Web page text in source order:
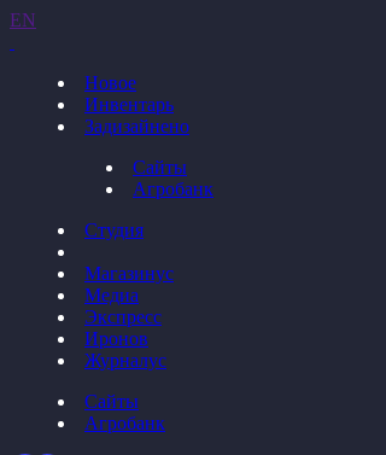
EN
Новое
Инвентарь
Задизайнено
Сайты
Агробанк
Студия
Магазинус
Медиа
Экспресс
Иронов
Журналус
Сайты
Агробанк